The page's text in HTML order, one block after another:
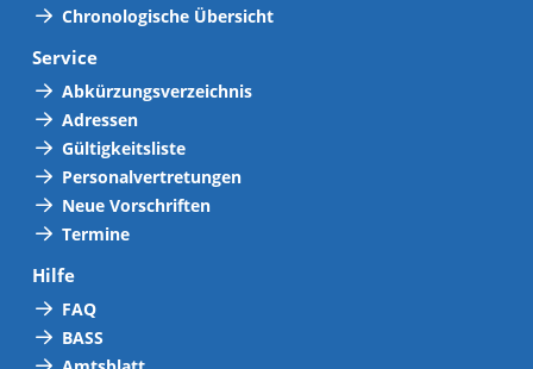
Chronologische Übersicht
Service
Abkürzungsverzeichnis
Adressen
Gültigkeitsliste
Personalvertretungen
Neue Vorschriften
Termine
Hilfe
FAQ
BASS